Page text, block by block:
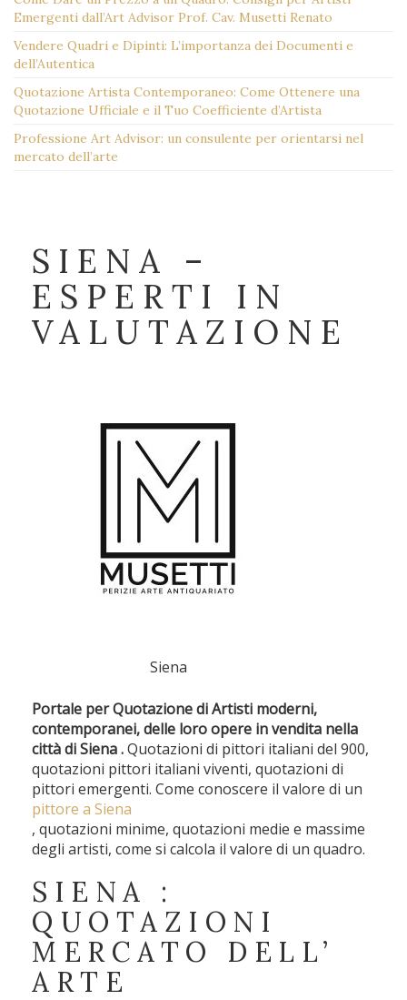
Emergenti dall’Art Advisor Prof. Cav. Musetti Renato
Vendere Quadri e Dipinti: L’importanza dei Documenti e
dell’Autentica
Quotazione Artista Contemporaneo: Come Ottenere una
Quotazione Ufficiale e il Tuo Coefficiente d’Artista
Professione Art Advisor: un consulente per orientarsi nel
mercato dell’arte
SIENA –
ESPERTI IN
VALUTAZIONE
Siena
Portale per Quotazione di Artisti moderni,
contemporanei, delle loro opere in vendita nella
città di Siena .Quotazioni di pittori italiani del 900,
quotazioni pittori italiani viventi, quotazioni di
pittori emergenti. Come conoscere il valore di un
pittore a Siena
, quotazioni minime, quotazioni medie e massime
degli artisti, come si calcola il valore di un quadro.
SIENA :
QUOTAZIONI
MERCATO DELL’
ARTE